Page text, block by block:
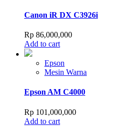
Canon iR DX C3926i
Rp 86,000,000
Add to cart
Epson
Mesin Warna
Epson AM C4000
Rp 101,000,000
Add to cart